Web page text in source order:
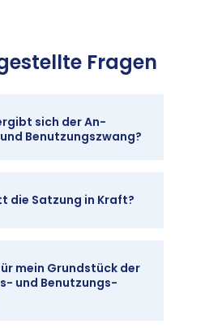
Fra­gen
sich der An­
Be­nut­zungs­zwang?
die Sat­zung in Kraft?
mein Grund­stück der
und Be­nut­zungs­